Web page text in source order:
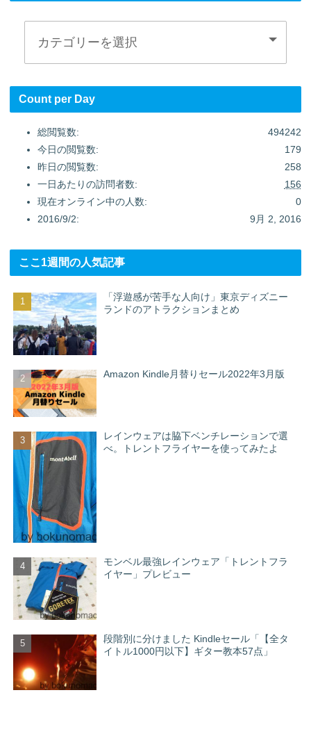
Count per Day
494242
総閲覧数:
179
今日の閲覧数:
258
昨日の閲覧数:
156
一日あたりの訪問者数:
0
現在オンライン中の人数:
9月 2, 2016
2016/9/2:
ここ1週間の人気記事
「浮遊感が苦手な人向け」東京ディズニー
ランドのアトラクションまとめ
Amazon Kindle月替りセール2022年3月版
レインウェアは脇下ベンチレーションで選
べ。トレントフライヤーを使ってみたよ
モンベル最強レインウェア「トレントフラ
イヤー」プレビュー
段階別に分けました Kindleセール「【全タ
イトル1000円以下】ギター教本57点」